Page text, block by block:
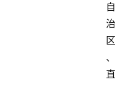
自
治
区
、
直